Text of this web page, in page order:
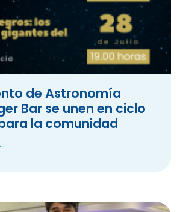
de Astronomía
Bar se unen en ciclo
la comunidad